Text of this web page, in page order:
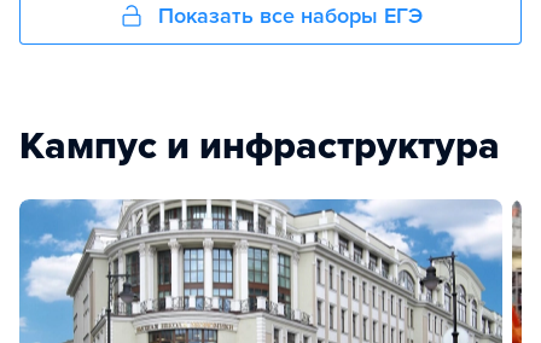
Показать все наборы ЕГЭ
Кампус и инфраструктура